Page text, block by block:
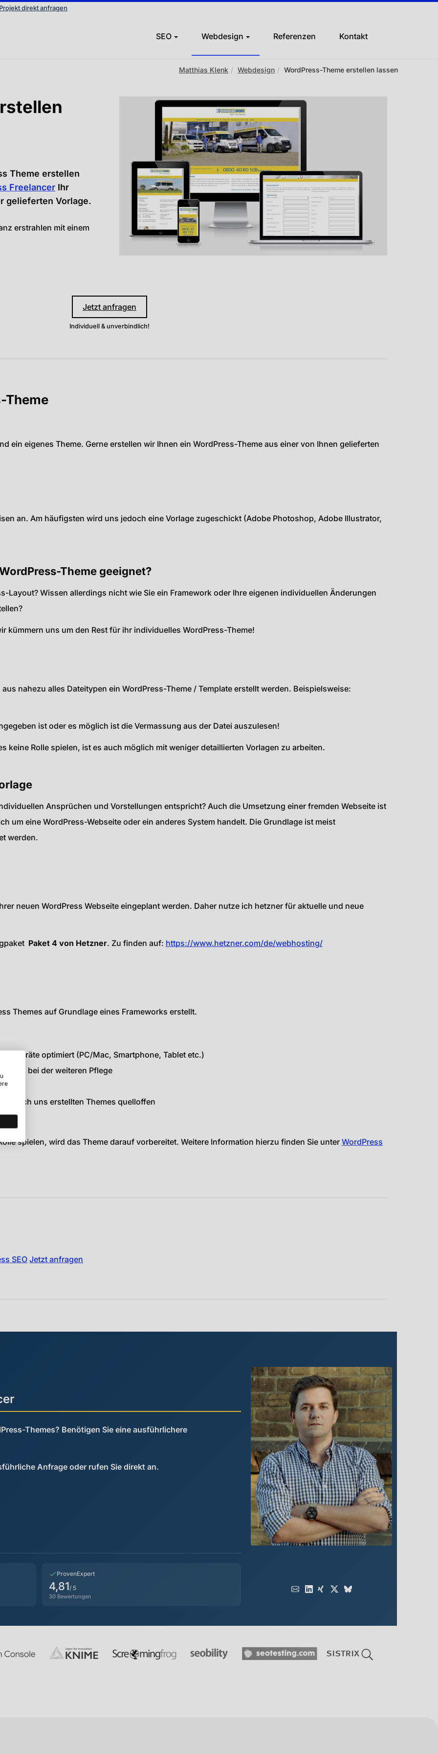
Projekt direkt anfragen
SEO Webdesign Referenzen Kontakt
Matthias Klenk Webdesign WordPress-Theme erstellen lassen
Theme erstellen
Freelancer Ihr
gelieferten Vorlage.
erstrahlen mit einem
Jetzt anfragen
Individuell & unverbindlich!
Theme
ein eigenes Theme. Gerne erstellen wir Ihnen ein WordPress-Theme aus einer von Ihnen gelieferten
an. Am häufigsten wird uns jedoch eine Vorlage zugeschickt (Adobe Photoshop, Adobe Illustrator,
Theme geeignet?
Layout? Wissen allerdings nicht wie Sie ein Framework oder Ihre eigenen individuellen Änderungen
kümmern uns um den Rest für ihr individuelles WordPress-Theme!
nahezu alles Dateitypen ein WordPress-Theme / Template erstellt werden. Beispielsweise:
ist oder es möglich ist die Vermassung aus der Datei auszulesen!
keine Rolle spielen, ist es auch möglich mit weniger detaillierten Vorlagen zu arbeiten.
Ansprüchen und Vorstellungen entspricht? Auch die Umsetzung einer fremden Webseite ist
um eine WordPress-Webseite oder ein anderes System handelt. Die Grundlage ist meist
werden.
neuen WordPress Webseite eingeplant werden. Daher nutze ich hetzner für aktuelle und neue
Paket 4 von Hetzner. Zu finden auf: https://www.hetzner.com/de/webhosting/
Themes auf Grundlage eines Frameworks erstellt.
optimiert (PC/Mac, Smartphone, Tablet etc.)
auch bei der weiteren Pflege
durch uns erstellten Themes quelloffen
spielen, wird das Theme darauf vorbereitet. Weitere Information hierzu finden Sie unter WordPress
SEOJetzt anfragen
Themes? Benötigen Sie eine ausführlichere
Anfrage oder rufen Sie direkt an.
ProvenExpert
4,81/ 5
30 Bewertungen